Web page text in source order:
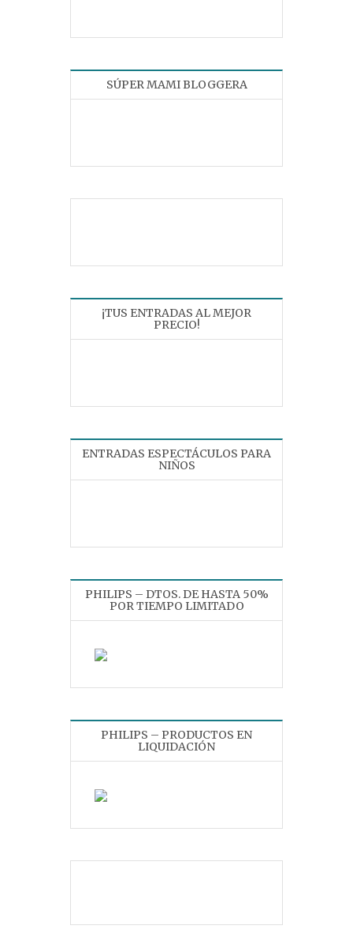
SÚPER MAMI BLOGGERA
¡TUS ENTRADAS AL MEJOR
PRECIO!
ENTRADAS ESPECTÁCULOS PARA
NIÑOS
PHILIPS – DTOS. DE HASTA 50%
POR TIEMPO LIMITADO
PHILIPS – PRODUCTOS EN
LIQUIDACIÓN